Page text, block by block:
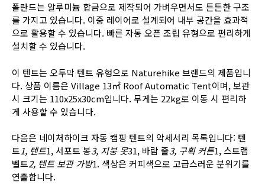
폴란드는 알루미늄 합금으로 제작되어 가벼우면서도 튼튼한 구조
를 가지고 있습니다. 이중 레이어로 설계되어 내부 공간을 효과적
으로 활용할 수 있습니다. 빠른 자동 오픈 조립 유형으로 편리하게
설치할 수 있습니다.
이 텐트는 오두막 텐트 유형으로 Naturehike 브랜드의 제품입니
다. 상품 이름은 Village 13㎡ Roof Automatic Tent이며, 보관
시 크기는 110x25x30cm입니다. 무게는 22kg로 이동 시 편리하
게 사용할 수 있습니다.
다음은 네이처하이크 자동 캠핑 텐트의 악세서리 목록입니다: 텐
트1, 텐트1, 서포트 봉3, 지붕 못31, 바람 줄3, 구획 커튼1, 스트랩
벨트2, 텐트 보관 가방1. 색상은 커피색으로 고급스러운 분위기를
연출합니다.